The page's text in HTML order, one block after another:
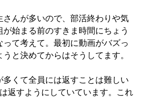
さんが多いので、部活終わりや気
が始まる前のすきま時間にちょう
って考えて。最初に動画がバズっ
と決めてからはそうしてます。
多くて全員には返すことは難しい
返すようにしていています。これ